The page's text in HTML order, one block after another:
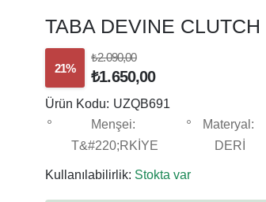
TABA DEVINE CLUTCH
21%
₺2.090,00
₺1.650,00
Ürün Kodu: UZQB691
Menşei:
T&#220;RKİYE
Materyal:
DERİ
Kullanılabilirlik: Stokta var